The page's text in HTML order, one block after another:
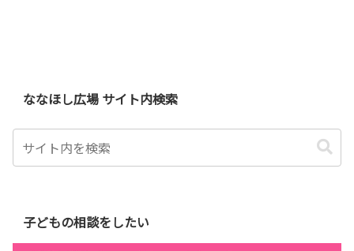
ななほし広場 サイト内検索
子どもの相談をしたい